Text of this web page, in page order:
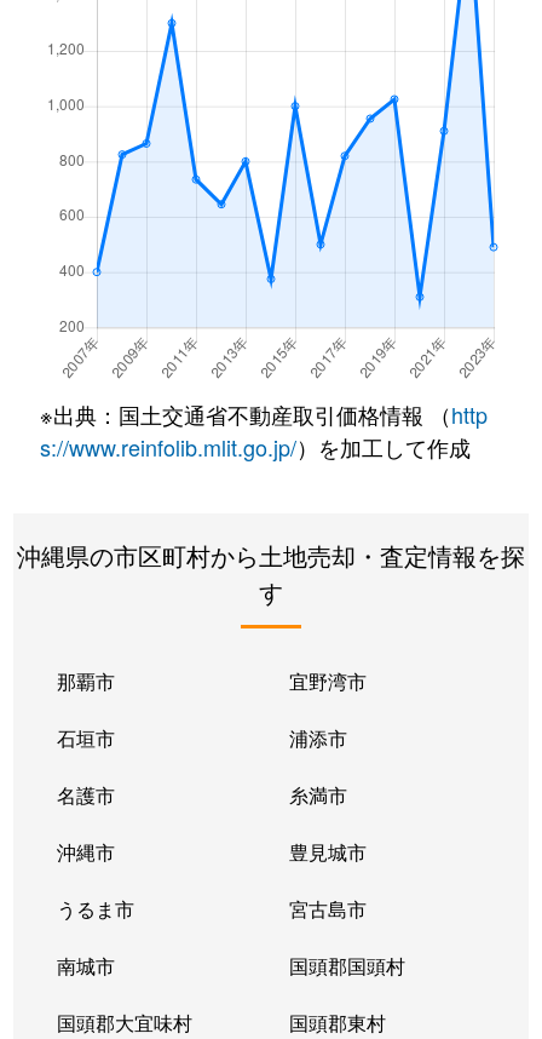
※出典：国土交通省不動産取引価格情報 （http
s://www.reinfolib.mlit.go.jp/）を加工して作成
沖縄県の市区町村から土地売却・査定情報を探
す
那覇市 宜野湾市
石垣市 浦添市
名護市 糸満市
沖縄市 豊見城市
うるま市 宮古島市
南城市 国頭郡国頭村
国頭郡大宜味村 国頭郡東村